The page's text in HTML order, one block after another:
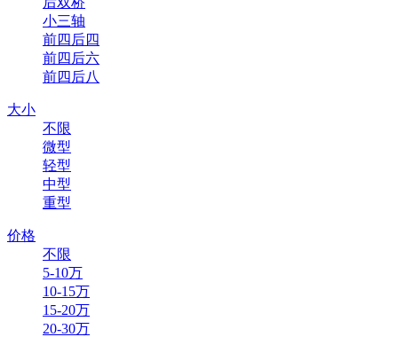
小三轴
前四后四
前四后六
前四后八
大小
不限
微型
轻型
中型
重型
价格
不限
5-10万
10-15万
15-20万
20-30万